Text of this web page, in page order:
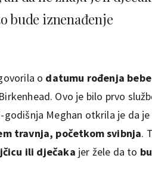
bude iznenađenje
o datumu rođenja bebe
Ovo je bilo prvo
Meghan otkrila je da je
travnja, početkom svibnja.
ili dječaka jer žele da to